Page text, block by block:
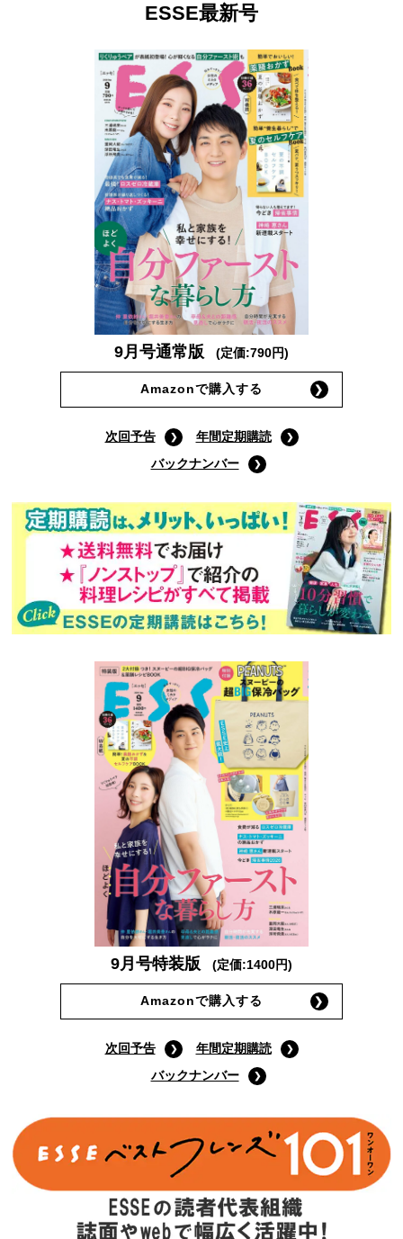
ESSE最新号
9月号通常版 (定価:790円)
Amazonで購入する
次回予告
年間定期購読
バックナンバー
9月号特装版 (定価:1400円)
Amazonで購入する
次回予告
年間定期購読
バックナンバー